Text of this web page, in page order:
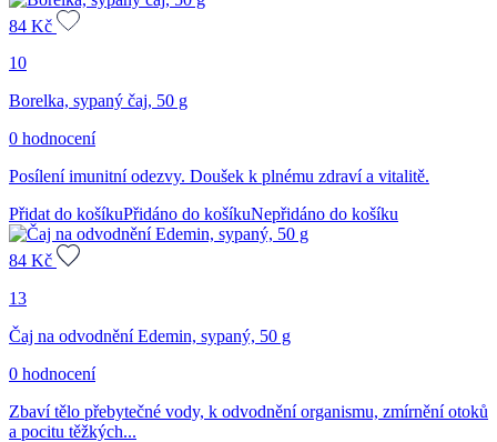
84 Kč
10
Borelka, sypaný čaj, 50 g
0 hodnocení
Posílení imunitní odezvy. Doušek k plnému zdraví a vitalitě.
Přidat do košíkuPřidáno do košíkuNepřidáno do košíku
84 Kč
13
Čaj na odvodnění Edemin, sypaný, 50 g
0 hodnocení
Zbaví tělo přebytečné vody, k odvodnění organismu, zmírnění otoků
a pocitu těžkých...